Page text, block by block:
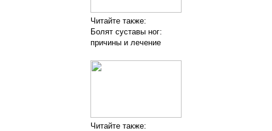
Читайте также:
Болят суставы ног:
причины и лечение
Читайте также: